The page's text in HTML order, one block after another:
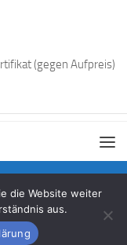
(gegen Aufpreis)
vorbehalten.
die Website weiter
aus.